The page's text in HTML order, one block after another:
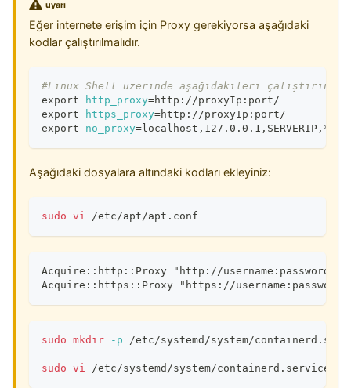
uyarı
Eğer internete erişim için Proxy gerekiyorsa aşağıdaki
kodlar çalıştırılmalıdır.
#Linux Shell üzerinde aşağıdakileri çalıştırın:
export
http_proxy=http://proxyIp:port/
export
https_proxy=http://proxyIp:port/
export
no_proxy=
Aşağıdaki dosyalara altındaki kodları ekleyiniz:
sudo vi /etc/apt/apt.conf
Acquire::http::Proxy "http://
Acquire::https::Proxy "https://
sudo mkdir -p /etc/systemd/system/
sudo vi /etc/systemd/system/